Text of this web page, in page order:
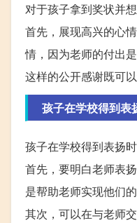
对于孩子拿到奖状并
首先，展现高兴的心
情，因为老师的付出
这样的公开感谢既可
孩子在学校得到表
孩子在学校得到表扬
首先，要明白老师表
是帮助老师实现他们的
其次，可以在与老师